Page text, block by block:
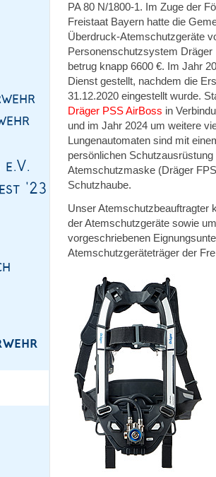
PA 80 N/1800-1. Im Zuge der
Freistaat Bayern hatte die
Überdruck-Atemschutzgeräte
Personenschutzsystem
betrug knapp 6600 €. Im Jahr
Dienst gestellt, nachdem die
31.12.2020 eingestellt wurde.
Dräger PSS AirBoss in
und im Jahr 2024 um weitere
Lungenautomaten sind mit
persönlichen
Atemschutzmaske (Dräger
Schutzhaube.
Unser Atemschutzbeauftragter
der Atemschutzgeräte sowie
vorgeschriebenen
Atemschutzgeräteträger der